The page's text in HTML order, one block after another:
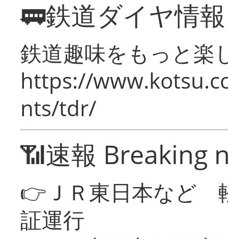
🚃鉄道ダイヤ情
鉄道趣味をもっと楽
https://
nts/tdr/
📶速報 Breaking
👉ＪＲ東日本など
証運行